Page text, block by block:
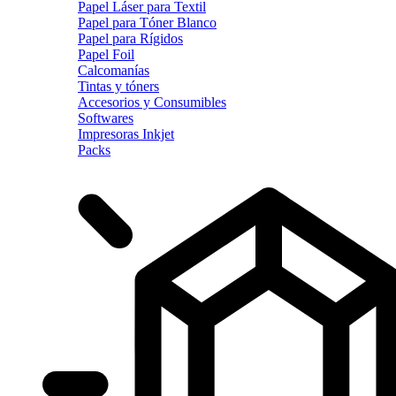
Papel Láser para Textil
Papel para Tóner Blanco
Papel para Rígidos
Papel Foil
Calcomanías
Tintas y tóners
Accesorios y Consumibles
Softwares
Impresoras Inkjet
Packs